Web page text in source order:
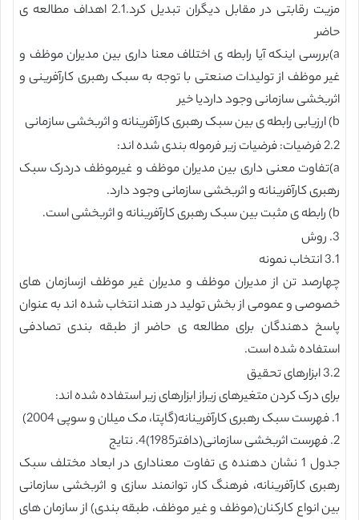
مزیت رقابتی در مقابل دیگران تبدیل کرد.2.1 اهداف مطالعه ی
حاضر
a)بررسی اینکه آیا رابطه ی اختلاف معنا داری بین مدیران موظف و
غیر موظف از تولیدات صنعتی با توجه به سبک رهبری کارآفرینی و
اثربخشی سازمانی وجود داردیا خیر
b) ارزیابی رابطه ی بین سبک رهبری کارآفرینانه و اثربخشی سازمانی
2.2 فرضیات: فرضیات زیر فرموله بندی شده اند:
a)تفاوت معنی داری بین مدیران موظف و غیرموظف دردرک سبک
رهبری کارآفرینانه و اثربخشی سازمانی وجود دارد.
b) رابطه ی مثبت بین سبک رهبری کارآفرینانه و اثربخشی است.
3. روش
3.1 انتخاب نمونه
چهارصد تن از مدیران موظف و مدیران غیر موظف ازسازمان های
خصوصی و عمومی از بخش تولید در هند انتخاب شده اند به عنوان
پاسخ دهندگان برای مطالعه ی حاضر از طبقه بندی تصادفی
استفاده شده است.
3.2 ابزارهای تحقیق
برای درک کردن متغیرهای زیراز ابزارهای زیر استفاده شده اند:
1. فهرست سبک رهبری کارآفرینانه(گاپتا، مک میلان و سوپی 2004)
2. فهرست اثربخشی سازمانی(دافتر1985)4. نتایج
جدول 1 نشان دهنده ی تفاوت معناداری در ابعاد مختلف سبک
رهبری کارآفرینانه، فرهنگ کار، توانمند سازی و اثربخشی سازمانی
بین انواع کارکنان(موظف و غیر موظف، طبقه بندی) از سازمان های